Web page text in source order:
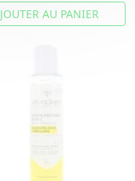
AU PANIER